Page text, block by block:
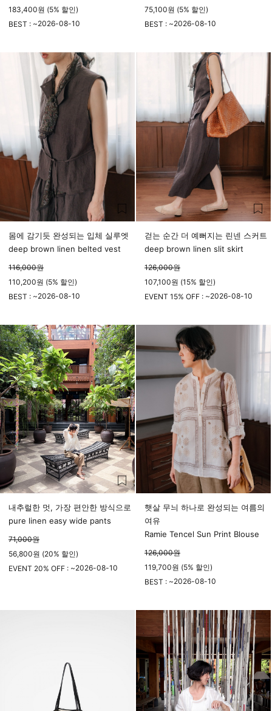
183,400원 (5% 할인)
BEST : ~2026-08-10
75,100원 (5% 할인)
BEST : ~2026-08-10
몸에 감기듯 완성되는 입체 실루엣
deep brown linen belted vest
116,000원
110,200원 (5% 할인)
BEST : ~2026-08-10
걷는 순간 더 예뻐지는 린넨 스커트
deep brown linen slit skirt
126,000원
107,100원 (15% 할인)
EVENT 15% OFF : ~2026-08-10
내추럴한 멋, 가장 편안한 방식으로
pure linen easy wide pants
71,000원
56,800원 (20% 할인)
EVENT 20% OFF : ~2026-08-10
햇살 무늬 하나로 완성되는 여름의
여유
Ramie Tencel Sun Print Blouse
126,000원
119,700원 (5% 할인)
BEST : ~2026-08-10